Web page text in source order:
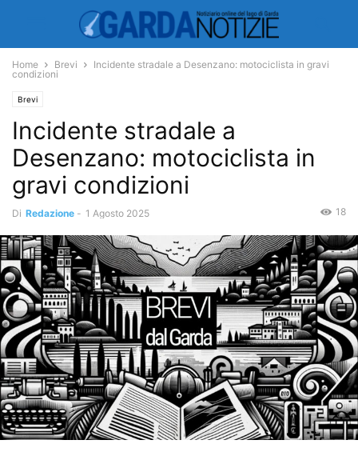
Home Brevi
Incidente stradale a Desenzano: motociclista in gravi
condizioni
Brevi
Incidente stradale a
Desenzano: motociclista in
gravi condizioni
Di Redazione - 1 Agosto 2025 18